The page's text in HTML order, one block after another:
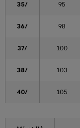
35/ 95
36/ 98
37/ 100
38/ 103
40/ 105